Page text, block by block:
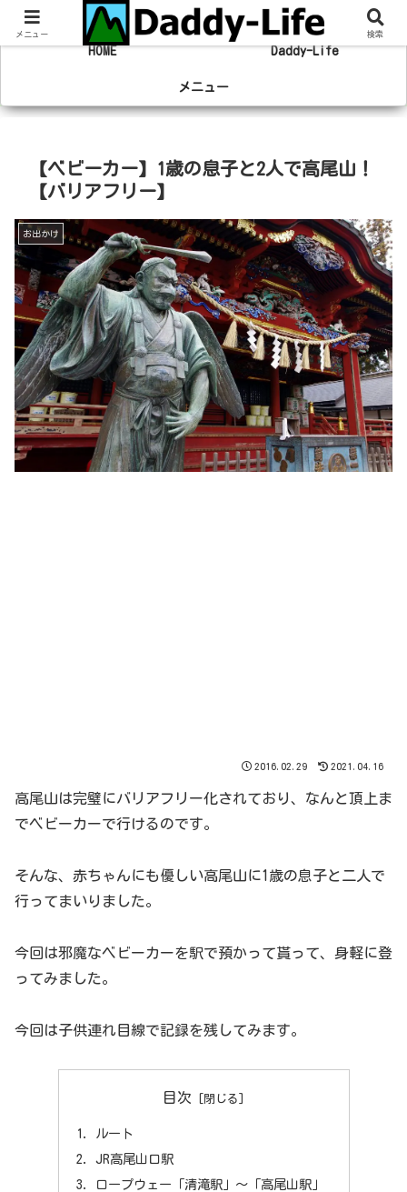
趣味の登山やマラソン、旅行の事を綴るブログ
HOME Daddy-Life
メニュー
【ベビーカー】1歳の息子と2人で高尾山！
【バリアフリー】
お出かけ
2016.02.29 2021.04.16
高尾山は完璧にバリアフリー化されており、なんと頂上ま
でベビーカーで行けるのです。
そんな、赤ちゃんにも優しい高尾山に1歳の息子と二人で
行ってまいりました。
今回は邪魔なベビーカーを駅で預かって貰って、身軽に登
ってみました。
今回は子供連れ目線で記録を残してみます。
目次
ルート
JR高尾山口駅
ロープウェー「清滝駅」～「高尾山駅」
メニュー 検索